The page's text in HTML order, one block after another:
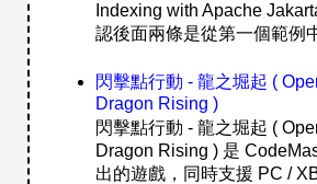
Indexing with Apache
認後面兩條是從第一個範例
閃擊點行動 - 龍之堀起 (
Dragon Rising )
閃擊點行動 - 龍之堀起 (
Dragon Rising ) 是
出的遊戲，同時支援 PC /